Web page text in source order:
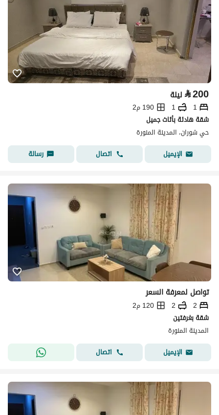
⃁200 ليلة
1
1
190 م2
شقة هادئة بأثاث جميل
حي شوران، المدينة المنورة
الإيميل
اتصال رسالة
تواصل لمعرفة السعر
2
2
120 م2
شقة بغرفتين
المدينة المنورة
الإيميل
اتصال